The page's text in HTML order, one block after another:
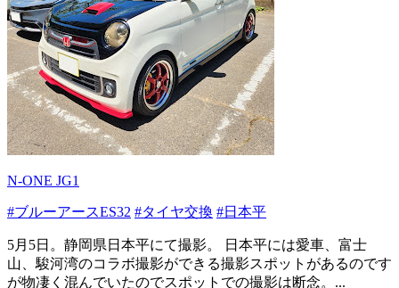
N-ONE JG1
#ブルーアースES32 #タイヤ交換 #日本平
5月5日。静岡県日本平にて撮影。 日本平には愛車、富士
山、駿河湾のコラボ撮影ができる撮影スポットがあるのです
が物凄く混んでいたのでスポットでの撮影は断念。...